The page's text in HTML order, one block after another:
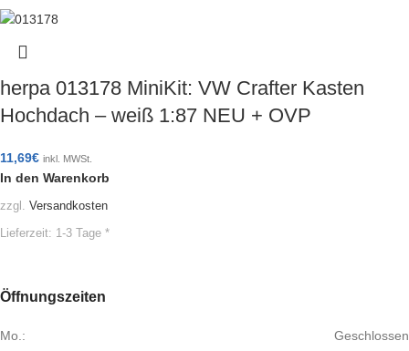
herpa 013178 MiniKit: VW Crafter Kasten
Hochdach – weiß 1:87 NEU + OVP
11,69€ inkl. MWSt.
In den Warenkorb
zzgl. Versandkosten
Lieferzeit: 1-3 Tage *
Öffnungszeiten
Mo.: Geschlossen